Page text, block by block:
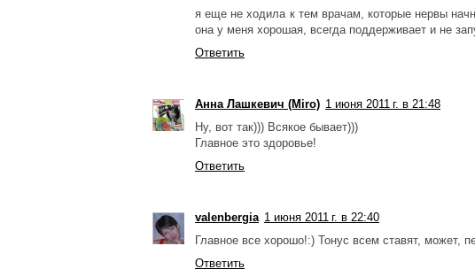
я еще не ходила к тем врачам, которые нервы
она у меня хорошая, всегда поддерживает и не
Ответить
Анна Лашкевич (Miro) 1 июня 2011 г. в 21:48
Ну, вот так))) Всякое бывает)))
Главное это здоровье!
Ответить
valenbergia 1 июня 2011 г. в 22:40
Главное все хорошо!:) Тонус всем ставят, может,
Ответить